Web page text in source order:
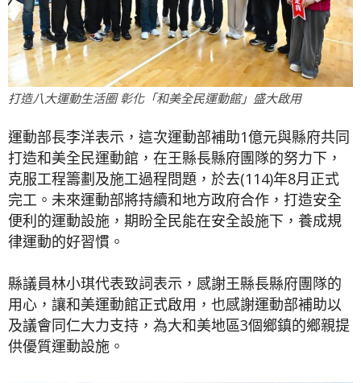
打造八大運動生活圈 彰化「和美全民運動館」盛大啟用
運動部長李洋表示，這次運動部補助1億元與縣府共同
打造和美全民運動館，在王縣長縣府團隊的努力下，
克服工程籌劃及施工過程問題，於去(114)年8月正式
完工。未來運動部將持續和地方政府合作，打造安全
便利的運動設施，期盼全民能在安全設施下，養成規
律運動的好習慣。
縣議員林小琪代表致詞表示，感謝王縣長縣府團隊的
用心，讓和美運動館正式啟用，也感謝運動部補助以
及議會同仁大力支持，為大和美地區3個鄉鎮的鄉親提
供優質運動設施。